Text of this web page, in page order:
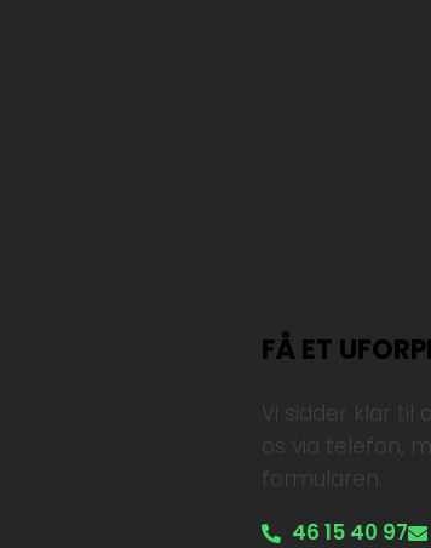
FÅ ET
Vi sidder klar til
os via telefon,
formularen.
46 15 40 97